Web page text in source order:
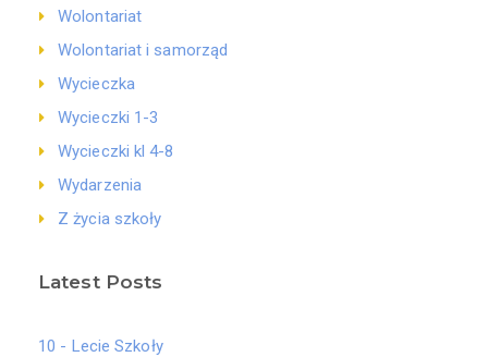
Wolontariat
Wolontariat i samorząd
Wycieczka
Wycieczki 1-3
Wycieczki kl 4-8
Wydarzenia
Z życia szkoły
Latest Posts
10 - Lecie Szkoły